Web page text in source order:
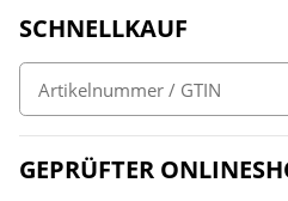
SCHNELLKAUF
GEPRÜFTER